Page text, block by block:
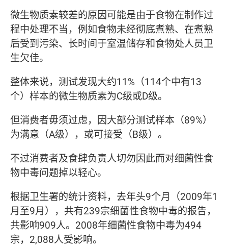
微生物质素较差的原因可能是由于食物在制作过
程中处理不当，例如食物未经彻底煮熟、在煮熟
后受到污染、长时间于室温储存和食物处人员卫
生欠佳。
整体来说，测试发现大约11%（114个中有13
个）样本的微生物质素为C级或D级。
但消费者毋须过虑，因大部分测试样本（89%）
为满意（A级），或可接受（B级）。
不过消费者及食肆负责人切勿因此而对细菌性食
物中毒问题掉以轻心。
根据卫生署的统计资料，去年头9个月（2009年1
月至9月），共有239宗细菌性食物中毒的报告，
共影响909人。2008年细菌性食物中毒为494
宗，2,088人受影响。